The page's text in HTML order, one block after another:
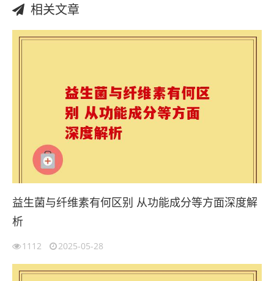
相关文章
益生菌与纤维素有何区别 从功能成分等方面深度解
析
1112 2025-05-28